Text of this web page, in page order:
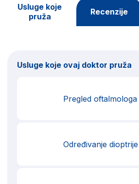
Usluge koje
pruža
Recenzije
Usluge koje ovaj doktor pruža
Pregled oftalmologa
Određivanje dioptrije